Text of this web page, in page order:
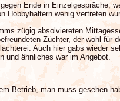
Ende in
Hobbyhaltern wenig vertreten
zügig absolviereten
Züchter, der wohl
Auch hier gabs wieder
und ähnliches war im Angebot.
Betrieb, man muss gesehen